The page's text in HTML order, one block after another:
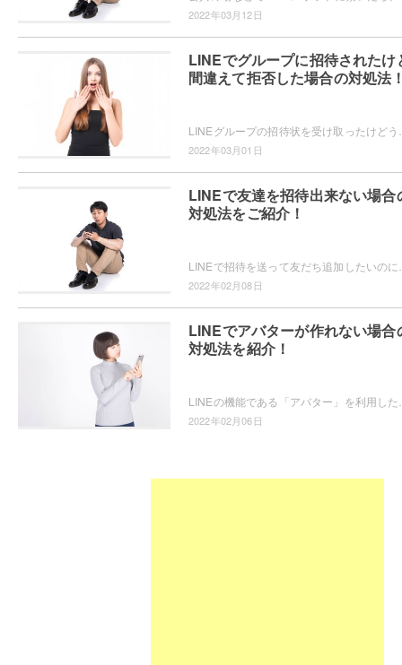
2022年03月12日
LINEでグループに招待されたけ
間違えて拒否した場合の対処法
2022年03月01日
LINEで友達を招待出来ない場合
対処法をご紹介！
2022年02月08日
LINEでアバターが作れない場合
対処法を紹介！
2022年02月06日